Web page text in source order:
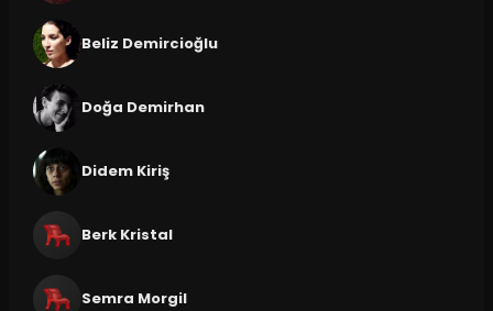
Beliz Demircioğlu
Doğa Demirhan
Didem Kiriş
Berk Kristal
Semra Morgil